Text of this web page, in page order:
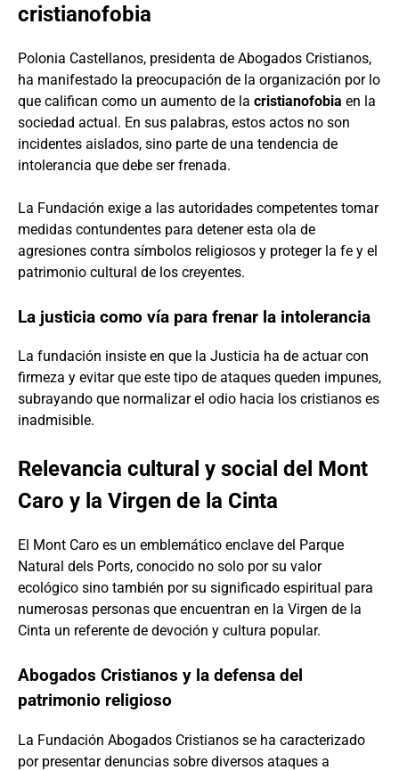
cristianofobia
Polonia Castellanos, presidenta de Abogados Cristianos,
ha manifestado la preocupación de la organización por lo
que califican como un aumento de la cristianofobia en la
sociedad actual. En sus palabras, estos actos no son
incidentes aislados, sino parte de una tendencia de
intolerancia que debe ser frenada.
La Fundación exige a las autoridades competentes tomar
medidas contundentes para detener esta ola de
agresiones contra símbolos religiosos y proteger la fe y el
patrimonio cultural de los creyentes.
La justicia como vía para frenar la intolerancia
La fundación insiste en que la Justicia ha de actuar con
firmeza y evitar que este tipo de ataques queden impunes,
subrayando que normalizar el odio hacia los cristianos es
inadmisible.
Relevancia cultural y social del Mont
Caro y la Virgen de la Cinta
El Mont Caro es un emblemático enclave del Parque
Natural dels Ports, conocido no solo por su valor
ecológico sino también por su significado espiritual para
numerosas personas que encuentran en la Virgen de la
Cinta un referente de devoción y cultura popular.
Abogados Cristianos y la defensa del
patrimonio religioso
La Fundación Abogados Cristianos se ha caracterizado
por presentar denuncias sobre diversos ataques a